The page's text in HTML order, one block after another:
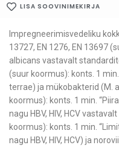
LISA SOOVINIMEKIRJA
Impregneerimisvedeliku
13727, EN 1276, EN 13697
albicans vastavalt
(suur koormus): konts. 1
terrae) ja mükobakterid (M.
koormus): konts. 1 min.
nagu HBV, HIV, HCV
koormus): konts. 1 min.
nagu HBV, HIV, HCV) ja